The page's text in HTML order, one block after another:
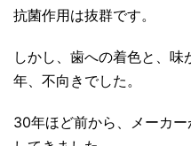
抗菌作用は抜群です。
しかし、歯への着色と、
年、不向きでした。
30年ほど前から、メーカ